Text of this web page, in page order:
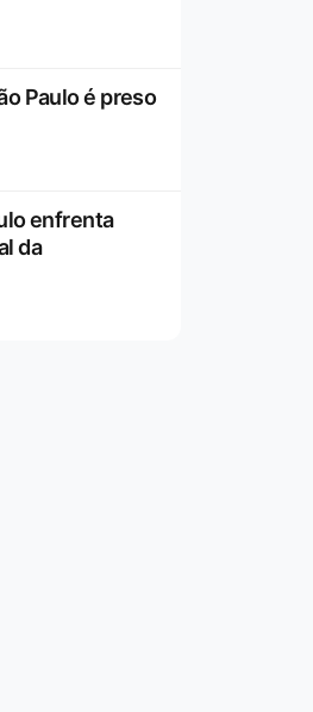
Paulo é preso
enfrenta
da